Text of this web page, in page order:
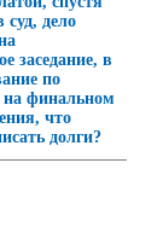
суд, дело
заседание, в
по
на финальном
что
долги?